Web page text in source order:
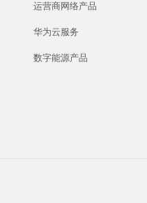
运营商网络产品
华为云服务
数字能源产品